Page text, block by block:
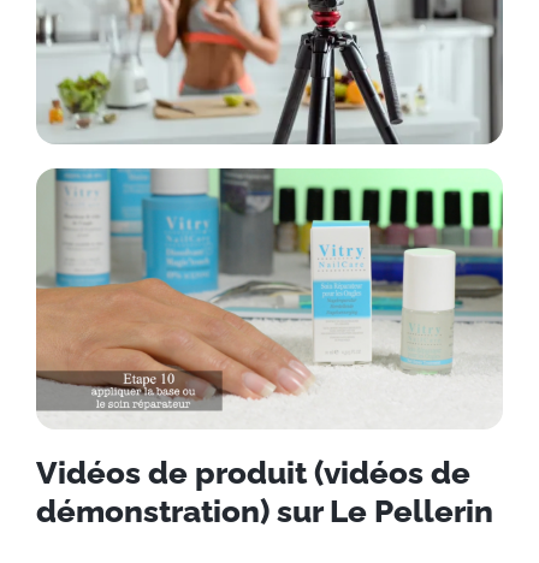
Vidéos de produit (vidéos de
démonstration) sur Le Pellerin